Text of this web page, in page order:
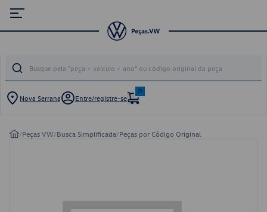
Nova Serrana Entre/registre-se
0
/Peças VW/Busca Simplificada/Peças por Código Original